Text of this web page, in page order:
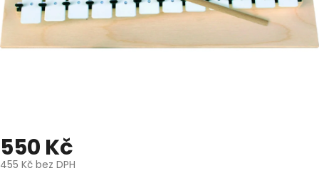
550 Kč
455 Kč bez DPH